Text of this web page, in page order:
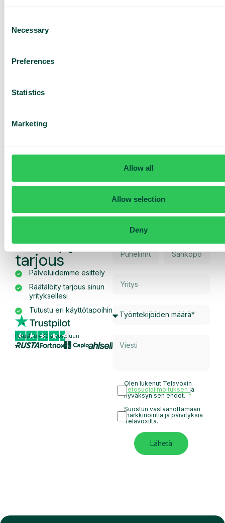
Selection
Necessary
Preferences
Statistics
Marketing
Allow all
Allow selection
Deny
järjestelmästänne suoraan Telavoxiin. Kaikki
PowerBI-integraatio
Hanki selkeämpi kuva puhelutiedoista Telavoxin
Pyydä
esittely ja
tarjous
Palveluidemme esittely
Räätälöity tarjous sinun
yrityksellesi
Tutustu eri käyttötapoihin
Perustuu 430 arvosteluun
Olen lukenut Telavoxin
tietosuojailmoituksenja
hyväksyn sen ehdot.
Suostun vastaanottamaan
markkinointia ja päivityksiä
Telavoxilta.
Lähetä